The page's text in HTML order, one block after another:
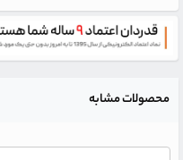
محصولات مشابه